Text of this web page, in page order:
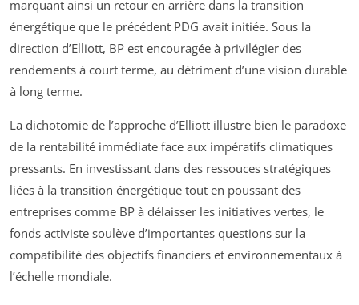
marquant ainsi un retour en arrière dans la transition
énergétique que le précédent PDG avait initiée. Sous la
direction d’Elliott, BP est encouragée à privilégier des
rendements à court terme, au détriment d’une vision durable
à long terme.
La dichotomie de l’approche d’Elliott illustre bien le paradoxe
de la rentabilité immédiate face aux impératifs climatiques
pressants. En investissant dans des ressouces stratégiques
liées à la transition énergétique tout en poussant des
entreprises comme BP à délaisser les initiatives vertes, le
fonds activiste soulève d’importantes questions sur la
compatibilité des objectifs financiers et environnementaux à
l’échelle mondiale.